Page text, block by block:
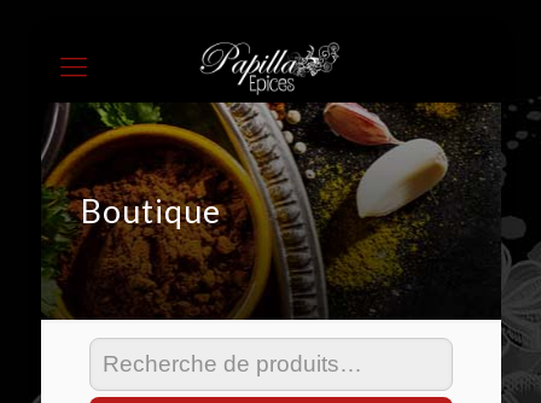
Boutique
Recherche
pour :